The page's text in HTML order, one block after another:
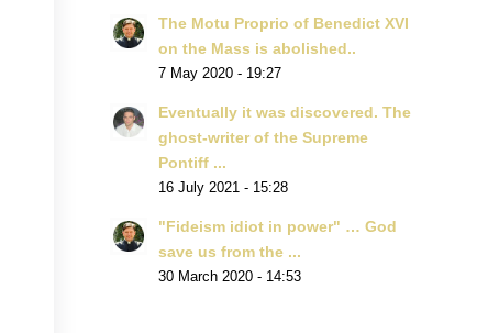
The Motu Proprio of Benedict XVI
on the Mass is abolished..
7 May 2020 - 19:27
Eventually it was discovered. The
ghost-writer of the Supreme
Pontiff ...
16 July 2021 - 15:28
"Fideism idiot in power" … God
save us from the ...
30 March 2020 - 14:53